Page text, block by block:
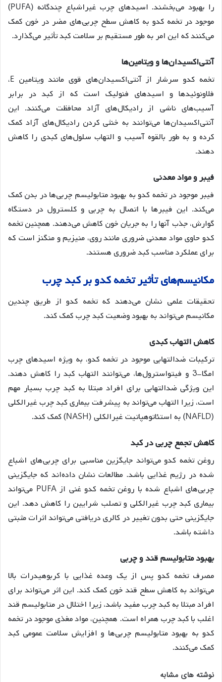
را بهبود می‌بخشند
. اسیدهای چرب غیراشباع چندگانه (PUFA)
موجود در تخمه کدو به کاهش سطح چربی‌های مضر در خون کمک
می‌کنند که این امر به طور مستقیم بر سلامت کبد تأثیر می‌گذارد.
آنتیاکسیدانهاوویتامینها
تخمه کدو سرشار از آنتی‌اکسیدان‌های قوی مانند ویتامین E،
فلاونوئیدها و اسیدهای فنولیک است که از کبد در برابر
آسیب‌های ناشی از رادیکال‌های آزاد محافظت می‌کنند. این
آنتی‌اکسیدان‌ها می‌توانند به خنثی کردن رادیکال‌های آزاد کمک
کرده و به طور بالقوه آسیب و التهاب سلول‌های کبدی را کاهش
دهند.
فیبروموادمعدنی
فیبر موجود در تخمه کدو به بهبود متابولیسم چربی‌ها در بدن کمک
می‌کند. این فیبرها با اتصال به چربی و کلسترول در دستگاه
گوارش، جذب آنها را به جریان خون کاهش می‌دهند. همچنین تخمه
کدو حاوی مواد معدنی ضروری مانند روی، منیزیم و منگنز است که
برای عملکرد مناسب کبد ضروری هستند.
مکانیسمهایتأثیرتخمهکدوبرکبدچرب
تحقیقات علمی نشان می‌دهند که تخمه کدو از طریق چندین
مکانیسم می‌تواند به بهبود وضعیت کبد چرب کمک کند.
کاهشالتهابکبدی
ترکیبات ضدالتهابی موجود در تخمه کدو، به ویژه اسیدهای چرب
امگا-3 و فیتواسترول‌ها، می‌توانند التهاب کبد را کاهش دهند
.
این ویژگی ضدالتهابی برای افراد مبتلا به کبد چرب بسیار مهم
است، زیرا التهاب می‌تواند به پیشرفت بیماری کبد چرب غیرالکلی
(NAFLD) به استئاتوهپاتیت غیرالکلی (NASH) کمک کند
.
کاهشتجمعچربیدرکبد
روغن تخمه کدو می‌تواند جایگزین مناسبی برای چربی‌های اشباع
شده در رژیم غذایی باشد. مطالعات نشان داده‌اند که جایگزینی
چربی‌های اشباع شده با روغن تخمه کدو غنی از PUFA می‌تواند
بیماری کبد چرب غیرالکلی و تصلب شرایین را کاهش دهد. این
جایگزینی حتی بدون تغییر در کالری دریافتی می‌تواند اثرات مثبتی
داشته باشد.
بهبودمتابولیسمقندوچربی
مصرف تخمه کدو پس از یک وعده غذایی با کربوهیدرات بالا
می‌تواند به کاهش سطح قند خون کمک کند. این اثر می‌تواند برای
افراد مبتلا به کبد چرب مفید باشد، زیرا اختلال در متابولیسم قند
اغلب با کبد چرب همراه است. همچنین، مواد مغذی موجود در تخمه
کدو به بهبود متابولیسم چربی‌ها و افزایش سلامت عمومی کبد
کمک می‌کنند.
نوشته های مشابه